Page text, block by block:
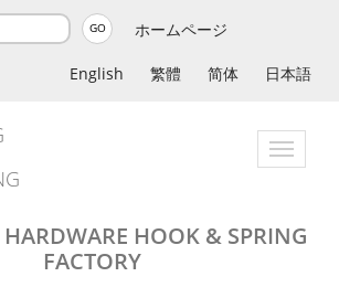
GO ホームページ
English 繁體 简体 日本語
Toggle
HOOK & SPRING
FACTORY